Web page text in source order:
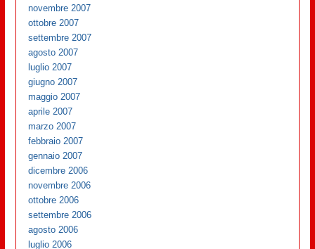
novembre 2007
ottobre 2007
settembre 2007
agosto 2007
luglio 2007
giugno 2007
maggio 2007
aprile 2007
marzo 2007
febbraio 2007
gennaio 2007
dicembre 2006
novembre 2006
ottobre 2006
settembre 2006
agosto 2006
luglio 2006